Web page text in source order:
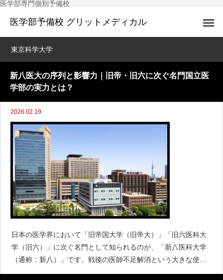
医学部専門個別予備校
医学部予備校 グリットメディカル
東京科学大学
新八医大の序列と影響力｜旧帝・旧六に次ぐ名門国立医
学部の実力とは？
2026.02.19
日本の医学界において「旧帝国大学（旧帝大）」「旧六医科大
学（旧六）」に次ぐ名門として知られるのが、「新八医科大学
（通称：新八）」です。戦後の医師不足解消という大きな使命
を背負って誕生したこれらの大学は、現在、地域医療の砦であ